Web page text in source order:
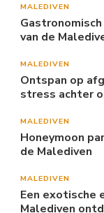
MALEDIVEN
van de
MALEDIVEN
Ontspan op
stress achter
MALEDIVEN
Honeymoon
de Malediven
MALEDIVEN
Een exotische
Malediven